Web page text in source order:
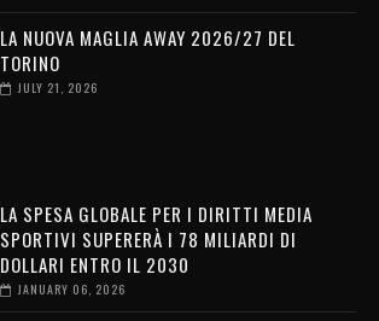
LA NUOVA MAGLIA AWAY 2026/27 DEL
TORINO
JULY 21, 2026
LA SPESA GLOBALE PER I DIRITTI MEDIA
SPORTIVI SUPERERÀ I 78 MILIARDI DI
DOLLARI ENTRO IL 2030
JANUARY 06, 2026